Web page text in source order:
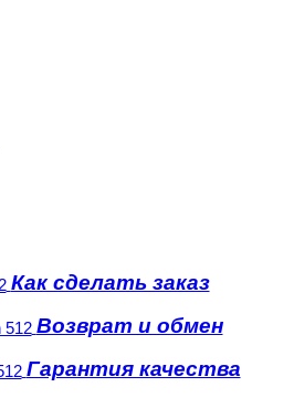
Как сделать заказ
Возврат и обмен
Гарантия качества